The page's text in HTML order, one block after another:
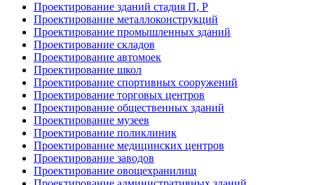
Проектирование зданий стадия П, Р
Проектирование металлоконструкций
Проектирование промышленных зданий
Проектирование складов
Проектирование автомоек
Проектирование школ
Проектирование спортивных сооружений
Проектирование торговых центров
Проектирование общественных зданий
Проектирование музеев
Проектирование поликлиник
Проектирование медицинских центров
Проектирование заводов
Проектирование овощехранилищ